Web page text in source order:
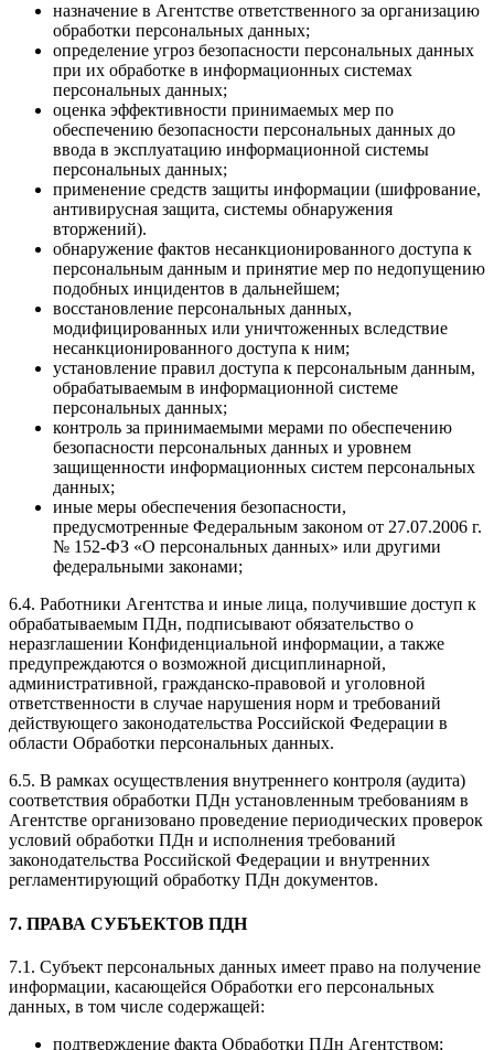
назначение в Агентстве ответственного за организацию
обработки персональных данных;
определение угроз безопасности персональных данных
при их обработке в информационных системах
персональных данных;
оценка эффективности принимаемых мер по
обеспечению безопасности персональных данных до
ввода в эксплуатацию информационной системы
персональных данных;
применение средств защиты информации (шифрование,
антивирусная защита, системы обнаружения
вторжений).
обнаружение фактов несанкционированного доступа к
персональным данным и принятие мер по недопущению
подобных инцидентов в дальнейшем;
восстановление персональных данных,
модифицированных или уничтоженных вследствие
несанкционированного доступа к ним;
установление правил доступа к персональным данным,
обрабатываемым в информационной системе
персональных данных;
контроль за принимаемыми мерами по обеспечению
безопасности персональных данных и уровнем
защищенности информационных систем персональных
данных;
иные меры обеспечения безопасности,
предусмотренные Федеральным законом от 27.07.2006 г.
№ 152-ФЗ «О персональных данных» или другими
федеральными законами;
6.4. Работники Агентства и иные лица, получившие доступ к
обрабатываемым ПДн, подписывают обязательство о
неразглашении Конфиденциальной информации, а также
предупреждаются о возможной дисциплинарной,
административной, гражданско-правовой и уголовной
ответственности в случае нарушения норм и требований
действующего законодательства Российской Федерации в
области Обработки персональных данных.
6.5. В рамках осуществления внутреннего контроля (аудита)
соответствия обработки ПДн установленным требованиям в
Агентстве организовано проведение периодических проверок
условий обработки ПДн и исполнения требований
законодательства Российской Федерации и внутренних
регламентирующий обработку ПДн документов.
7. ПРАВА СУБЪЕКТОВ ПДН
7.1. Субъект персональных данных имеет право на получение
информации, касающейся Обработки его персональных
данных, в том числе содержащей:
подтверждение факта Обработки ПДн Агентством;